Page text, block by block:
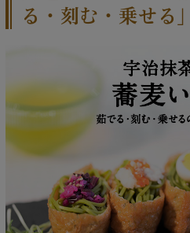
る・刻む・乗せる